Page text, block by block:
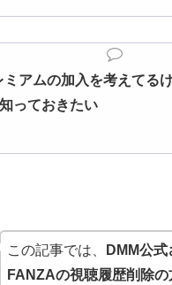
ミアムの加入を考えてる
っておきたい
この記事では、
DMM公
FANZAの視聴履歴削除の